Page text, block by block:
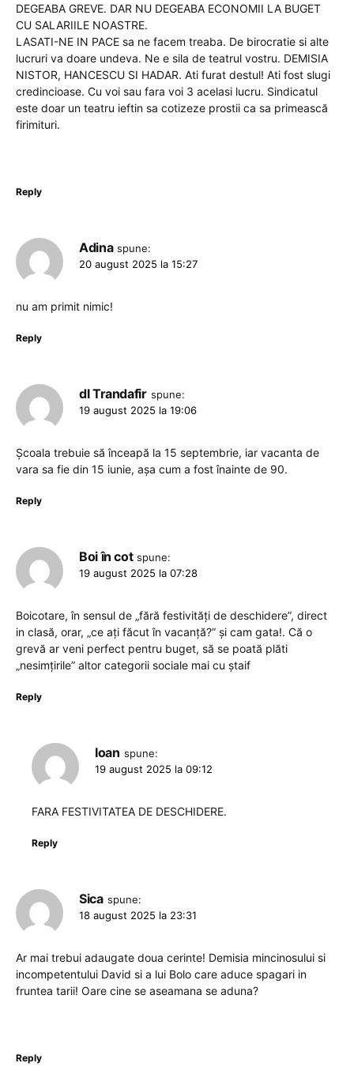
DEGEABA GREVE. DAR NU DEGEABA ECONOMII LA BUGET
CU SALARIILE NOASTRE.
LASATI-NE IN PACE sa ne facem treaba. De birocratie si alte
lucruri va doare undeva. Ne e sila de teatrul vostru. DEMISIA
NISTOR, HANCESCU SI HADAR. Ati furat destul! Ati fost slugi
credincioase. Cu voi sau fara voi 3 acelasi lucru. Sindicatul
este doar un teatru ieftin sa cotizeze prostii ca sa primească
firimituri.
Reply
Adina spune:
20 august 2025 la 15:27
nu am primit nimic!
Reply
dl Trandafir spune:
19 august 2025 la 19:06
Școala trebuie să înceapă la 15 septembrie, iar vacanta de
vara sa fie din 15 iunie, așa cum a fost înainte de 90.
Reply
Boi în cot spune:
19 august 2025 la 07:28
Boicotare, în sensul de „fără festivități de deschidere”, direct
in clasă, orar, „ce ați făcut în vacanță?” și cam gata!. Că o
grevă ar veni perfect pentru buget, să se poată plăti
„nesimțirile” altor categorii sociale mai cu ștaif
Reply
Ioan spune:
19 august 2025 la 09:12
FARA FESTIVITATEA DE DESCHIDERE.
Reply
Sica spune:
18 august 2025 la 23:31
Ar mai trebui adaugate doua cerinte! Demisia mincinosului si
incompetentului David si a lui Bolo care aduce spagari in
fruntea tarii! Oare cine se aseamana se aduna?
Reply